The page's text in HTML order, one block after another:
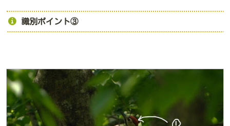
識別ポイント③